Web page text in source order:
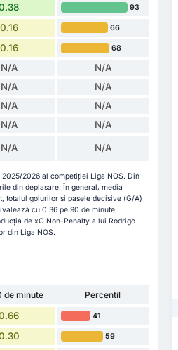
93
0.16 66
0.16 68
N/A N/A
N/A N/A
N/A N/A
N/A N/A
N/A N/A
2026 al competiției Liga NOS. Din
din deplasare. În general, media
totalul golurilor și pasele decisive (G/A)
cu 0.36 pe 90 de minute.
de xG Non-Penalty a lui Rodrigo
din Liga NOS.
de minute
Percentil
41
59